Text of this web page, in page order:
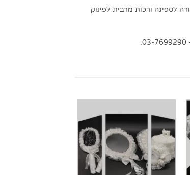
וייחודים המתאימים כמתנות מרהיבות לחינה כמו מגבות איכותיות מ- 100% כותנה טהורה לספיגה ורכות מרבית לפינוק